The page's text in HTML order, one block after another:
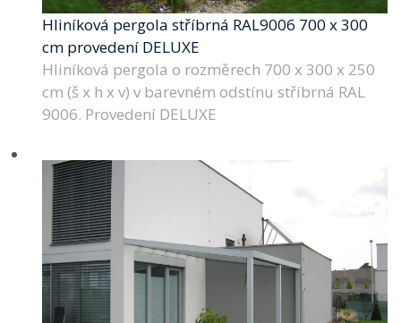
Hliníková pergola stříbrná RAL9006 700 x 300
cm provedení DELUXE
Hliníková pergola o rozměrech 700 x 300 x 250
cm (š x h x v) v barevném odstínu stříbrná RAL
9006. Provedení DELUXE